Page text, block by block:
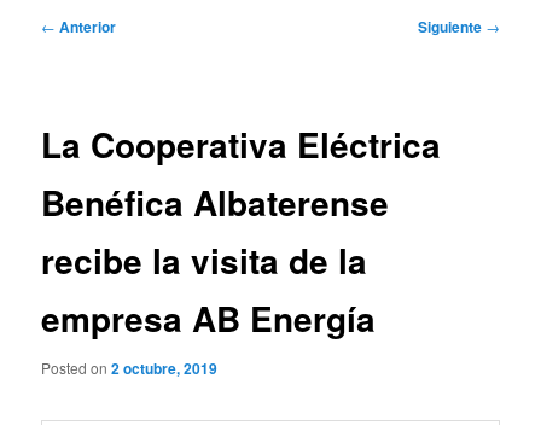
Navegación
← Anterior Siguiente →
La Cooperativa Eléctrica
Benéfica Albaterense
recibe la visita de la
empresa AB Energía
Posted on2 octubre, 2019